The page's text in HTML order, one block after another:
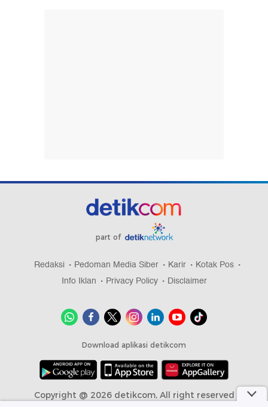
part of
Redaksi Pedoman Media Siber Karir
Kotak Pos
Info Iklan
Privacy Policy Disclaimer
Download aplikasi detikcom
Copyright @ 2026 detikcom, All right reserved